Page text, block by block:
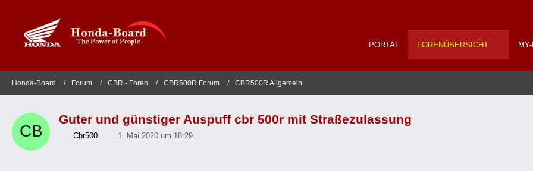
PORTAL FORENÜBERSICHT
Honda-Board Forum CBR - Foren CBR500R Forum CBR500R Allgemein
Guter und günstiger Auspuff cbr 500r mit Straßezulassung
Cbr500 1. Mai 2020 um 18:29